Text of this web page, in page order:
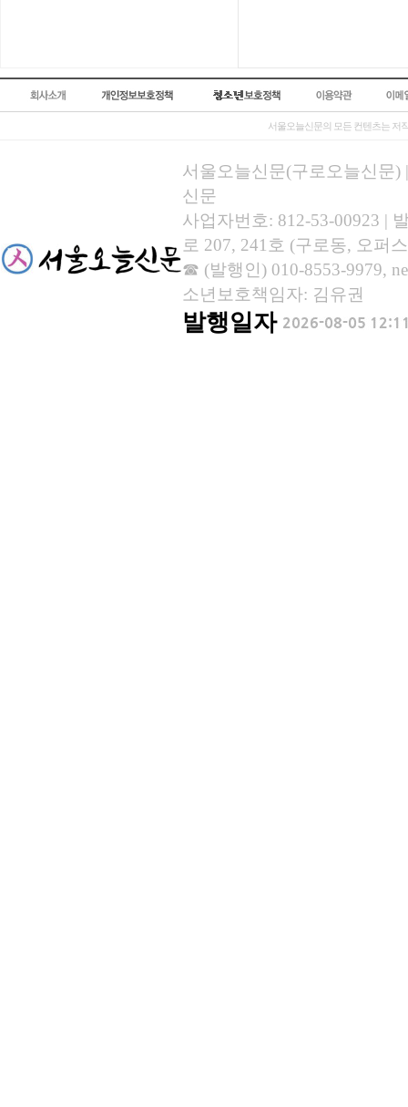
서울오늘신문의 모든 컨텐츠는 저
서울오늘신문(구로오늘신문)
신문
사업자번호: 812-53-00923 |
로 207, 241호 (구로동, 오퍼
☎ (발행인) 010-8553-9979,
소년보호책임자: 김유권
발행일자